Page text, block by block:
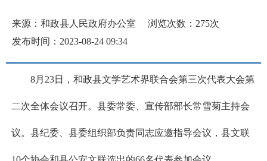
来源：和政县人民政府办公室 浏览次数： 275次
发布时间：2023-08-24 09:34
8月23日，和政县文学艺术界联合会第三次代表大会第
二次全体会议召开。县委常委、宣传部部长常雪菊主持会
议。县纪委、县委组织部负责同志应邀指导会议，县文联